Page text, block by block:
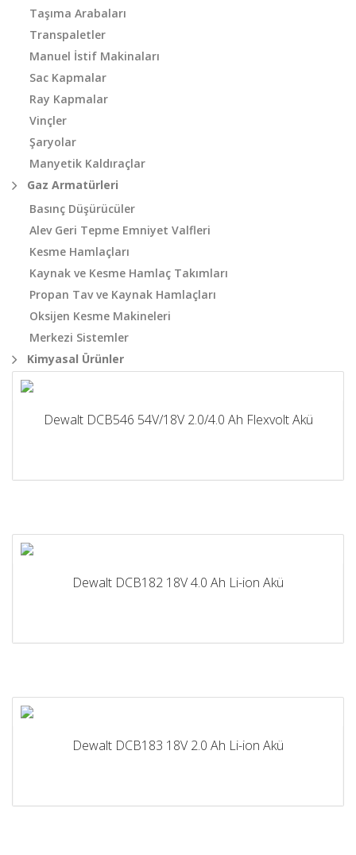
Taşıma Arabaları
Transpaletler
Manuel İstif Makinaları
Sac Kapmalar
Ray Kapmalar
Vinçler
Şaryolar
Manyetik Kaldıraçlar
Gaz Armatürleri
Basınç Düşürücüler
Alev Geri Tepme Emniyet Valfleri
Kesme Hamlaçları
Kaynak ve Kesme Hamlaç Takımları
Propan Tav ve Kaynak Hamlaçları
Oksijen Kesme Makineleri
Merkezi Sistemler
Kimyasal Ürünler
Dewalt DCB546 54V/18V 2.0/4.0 Ah Flexvolt Akü
Dewalt DCB182 18V 4.0 Ah Li-ion Akü
Dewalt DCB183 18V 2.0 Ah Li-ion Akü